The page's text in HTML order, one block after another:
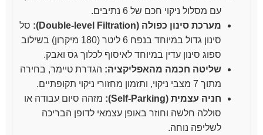
עם מסלול ניקוי חכם של 6 נתיבים.
מערכת סינון כפולה (Double-level Filtration):
סל
סינון גדול במיוחד בנפח 6 ליטר (180 מיקרון) בשילוב
ספוג סינון עדין במיוחד לאיסוף לכלוך גס ואבק.
שליטה חכמה מהאפליקציה: הגדרת טיימר, בחירה
מתוך 7 מצבי ניקוי, ותזמון מחזורי ניקוי תקופתיים.
חניה עצמית (Self-Parking):
מזהה סיום עבודה או
סוללה חלשה וחוזר באופן עצמאי לדופן הבריכה
לשליפה נוחה.